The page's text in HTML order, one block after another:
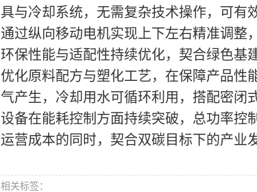
具与冷却系统，无需复杂技术操作，可有
通过纵向移动电机实现上下左右精准调整
环保性能与适配性持续优化，契合绿色基
优化原料配方与塑化工艺，在保障产品性
气产生，冷却用水可循环利用，搭配密闭
设备在能耗控制方面持续突破，总功率控
运营成本的同时，契合双碳目标下的产业
相关标签：